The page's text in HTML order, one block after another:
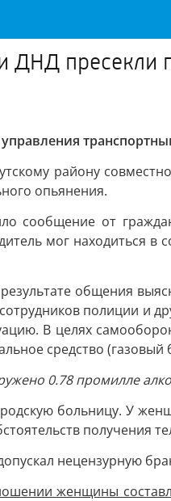
ДНД пресекли
району
опьянения.
сообщение от
мог находиться в
общения
полиции и
В целях
средство (газовый
0.78 промилле
больницу. У
получения
нецензурную
женщины